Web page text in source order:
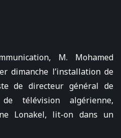
M. Mohamed
dimanche l’installation de
de directeur général de
télévision algérienne,
Lonakel, lit-on dans un